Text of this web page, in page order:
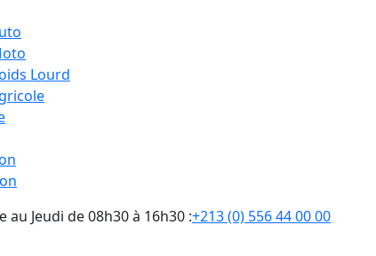
Lourd
au Jeudi de 08h30 à 16h30 :+213 (0) 556 44 00 00